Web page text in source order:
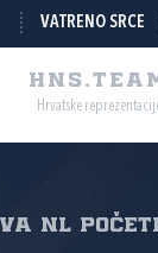
VATRENO SRCE
Hrvatske
NL